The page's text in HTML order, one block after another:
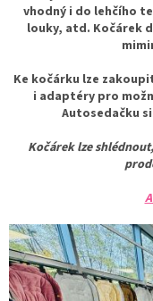
vhodný i do lehčího
louky, atd. Kočárek
Ke kočárku lze
i adaptéry pro
Autosedačku
Kočárek lze